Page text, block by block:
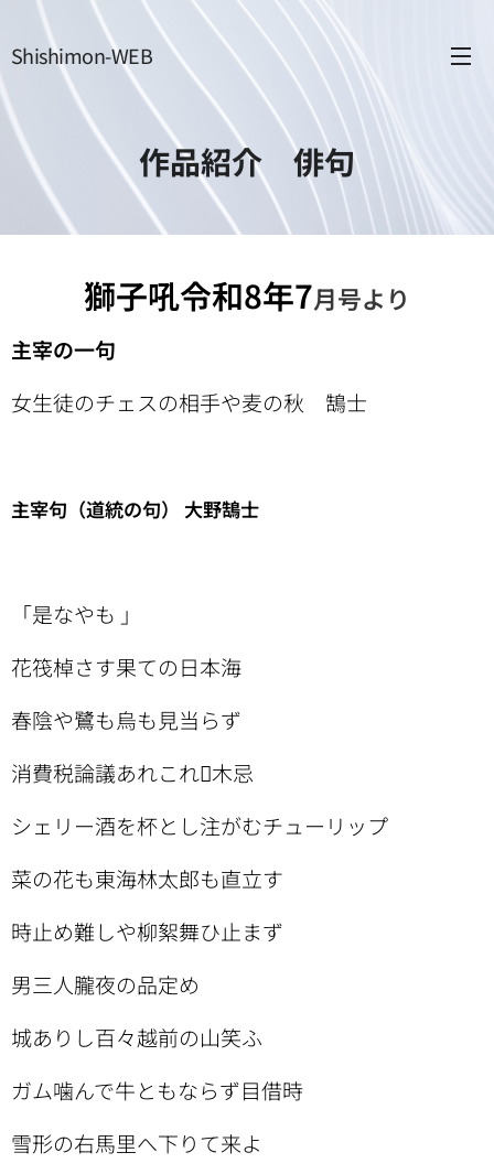
Shishimon-WEB
作品紹介 俳句
獅子吼令和8年7月号より
主宰の一句
女生徒のチェスの相手や麦の秋 鵠士
主宰句（道統の句） 大野鵠士
「是なやも 」
花筏棹さす果ての日本海
春陰や鷺も烏も見当らず
消費税論議あれこれ木忌
シェリー酒を杯とし注がむチューリップ
菜の花も東海林太郎も直立す
時止め難しや柳絮舞ひ止まず
男三人朧夜の品定め
城ありし百々越前の山笑ふ
ガム噛んで牛ともならず目借時
雪形の右馬里へ下りて来よ